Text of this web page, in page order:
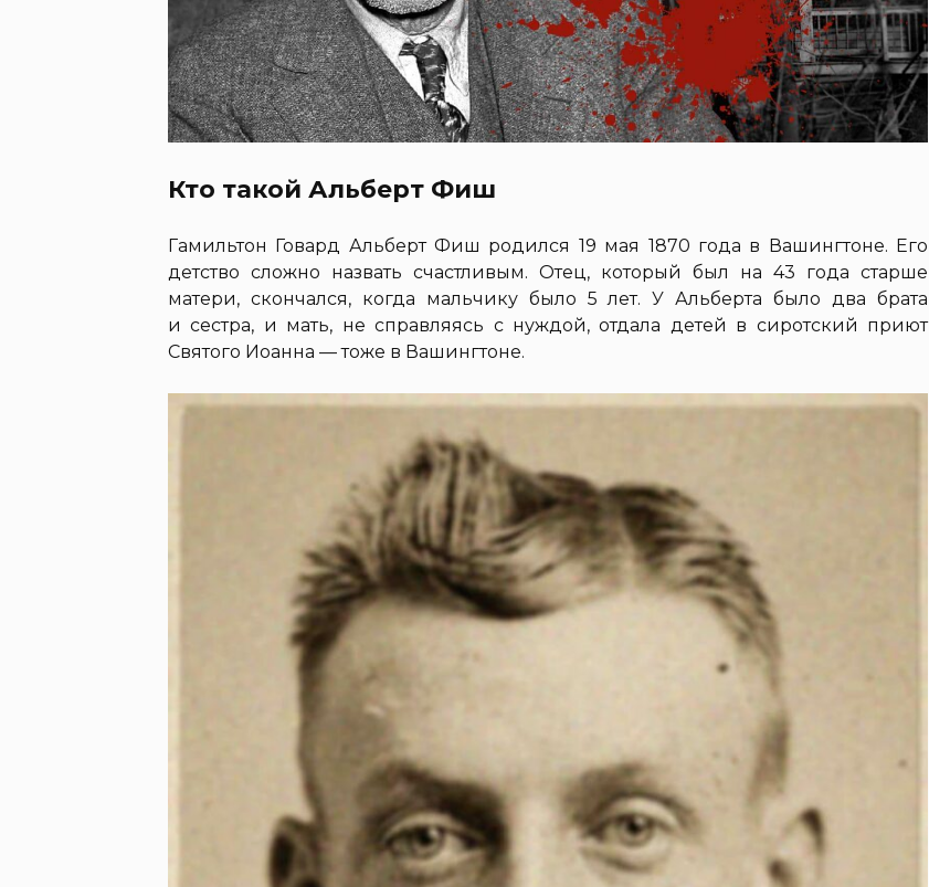
Кто такой Альберт Фиш
Гамильтон Говард Альберт Фиш родился 19 мая 1870 года в Вашингтоне. Его
детство сложно назвать счастливым. Отец, который был на 43 года старше
матери, скончался, когда мальчику было 5 лет. У Альберта было два брата
и сестра, и мать, не справляясь с нуждой, отдала детей в сиротский приют
Святого Иоанна — тоже в Вашингтоне.